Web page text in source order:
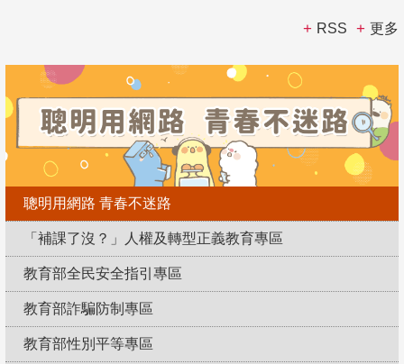
RSS 更多
聰明用網路 青春不迷路
「補課了沒？」人權及轉型正義教育專區
教育部全民安全指引專區
教育部詐騙防制專區
教育部性別平等專區